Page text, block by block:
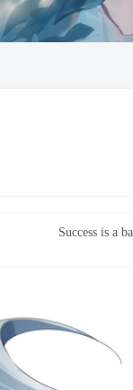
Success is a